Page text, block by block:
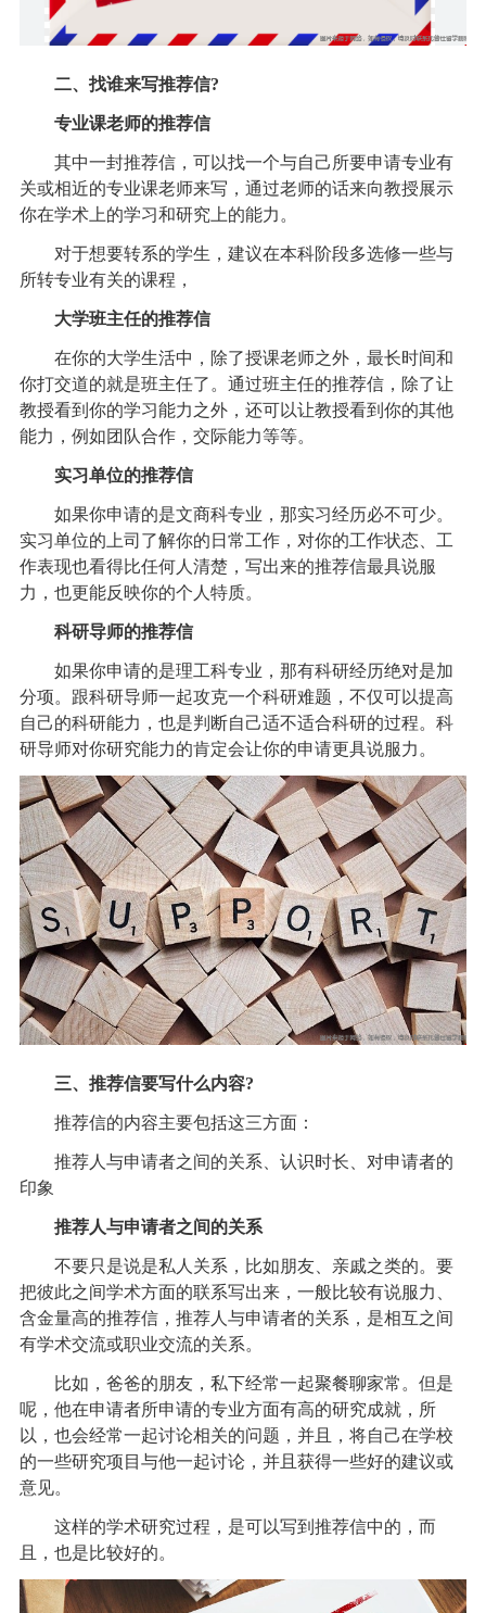
二、找谁来写推荐信?
专业课老师的推荐信
其中一封推荐信，可以找一个与自己所要申请专业有
关或相近的专业课老师来写，通过老师的话来向教授展示
你在学术上的学习和研究上的能力。
对于想要转系的学生，建议在本科阶段多选修一些与
所转专业有关的课程，
大学班主任的推荐信
在你的大学生活中，除了授课老师之外，最长时间和
你打交道的就是班主任了。通过班主任的推荐信，除了让
教授看到你的学习能力之外，还可以让教授看到你的其他
能力，例如团队合作，交际能力等等。
实习单位的推荐信
如果你申请的是文商科专业，那实习经历必不可少。
实习单位的上司了解你的日常工作，对你的工作状态、工
作表现也看得比任何人清楚，写出来的推荐信最具说服
力，也更能反映你的个人特质。
科研导师的推荐信
如果你申请的是理工科专业，那有科研经历绝对是加
分项。跟科研导师一起攻克一个科研难题，不仅可以提高
自己的科研能力，也是判断自己适不适合科研的过程。科
研导师对你研究能力的肯定会让你的申请更具说服力。
三、推荐信要写什么内容?
推荐信的内容主要包括这三方面：
推荐人与申请者之间的关系、认识时长、对申请者的
印象
推荐人与申请者之间的关系
不要只是说是私人关系，比如朋友、亲戚之类的。要
把彼此之间学术方面的联系写出来，一般比较有说服力、
含金量高的推荐信，推荐人与申请者的关系，是相互之间
有学术交流或职业交流的关系。
比如，爸爸的朋友，私下经常一起聚餐聊家常。但是
呢，他在申请者所申请的专业方面有高的研究成就，所
以，也会经常一起讨论相关的问题，并且，将自己在学校
的一些研究项目与他一起讨论，并且获得一些好的建议或
意见。
这样的学术研究过程，是可以写到推荐信中的，而
且，也是比较好的。